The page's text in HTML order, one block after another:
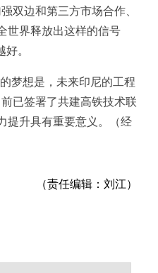
双边和第三方市场合作、
世界释放出这样的信号
。
梦想是，未来印尼的工程
已签署了共建高铁技术联
提升具有重要意义。（经
（责任编辑：刘江）